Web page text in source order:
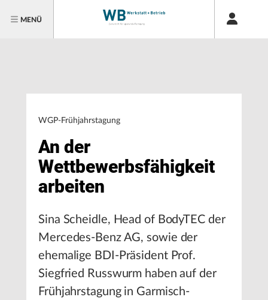
MENÜ
WGP-Frühjahrstagung
An der
Wettbewerbsfähigkeit
arbeiten
Sina Scheidle, Head of BodyTEC der
Mercedes-Benz AG, sowie der
ehemalige BDI-Präsident Prof.
Siegfried Russwurm haben auf der
Frühjahrstagung in Garmisch-